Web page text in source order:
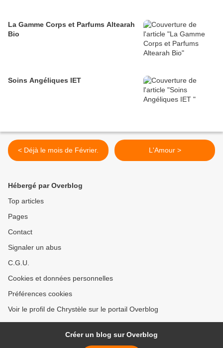
La Gamme Corps et Parfums Altearah
Bio
Soins Angéliques IET
< Déjà le mois de Février. L'Amour >
Hébergé par Overblog
Top articles
Pages
Contact
Signaler un abus
C.G.U.
Cookies et données personnelles
Préférences cookies
Voir le profil de Chrystèle sur le portail Overblog
Créer un blog sur Overblog